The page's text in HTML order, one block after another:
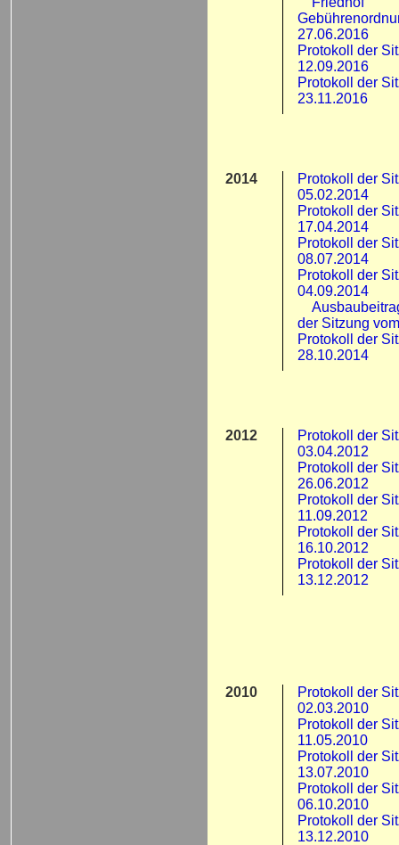
27.06.2016
Protokoll der
12.09.2016
Protokoll der
23.11.2016
2014
Protokoll der
05.02.2014
Protokoll der
17.04.2014
Protokoll der
08.07.2014
Protokoll der
04.09.2014
der Sitzung
Protokoll der
28.10.2014
2012
Protokoll der
03.04.2012
Protokoll der
26.06.2012
Protokoll der
11.09.2012
Protokoll der
16.10.2012
Protokoll der
13.12.2012
2010
Protokoll der
02.03.2010
Protokoll der
11.05.2010
Protokoll der
13.07.2010
Protokoll der
06.10.2010
Protokoll der
13.12.2010